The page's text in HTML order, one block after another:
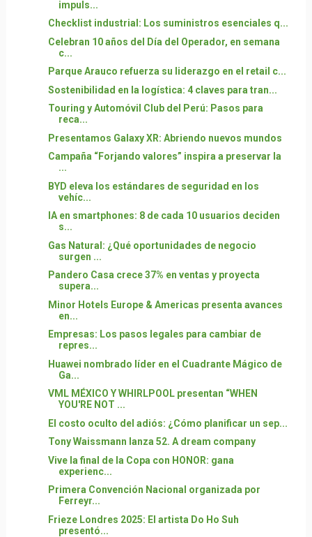
impuls...
Checklist industrial: Los suministros esenciales q...
Celebran 10 años del Día del Operador, en semana
c...
Parque Arauco refuerza su liderazgo en el retail c...
Sostenibilidad en la logística: 4 claves para tran...
Touring y Automóvil Club del Perú: Pasos para
reca...
Presentamos Galaxy XR: Abriendo nuevos mundos
Campaña “Forjando valores” inspira a preservar la
...
BYD eleva los estándares de seguridad en los
vehíc...
IA en smartphones: 8 de cada 10 usuarios deciden
s...
Gas Natural: ¿Qué oportunidades de negocio
surgen ...
Pandero Casa crece 37% en ventas y proyecta
supera...
Minor Hotels Europe & Americas presenta avances
en...
Empresas: Los pasos legales para cambiar de
repres...
Huawei nombrado líder en el Cuadrante Mágico de
Ga...
VML MÉXICO Y WHIRLPOOL presentan “WHEN
YOU'RE NOT ...
El costo oculto del adiós: ¿Cómo planificar un sep...
Tony Waissmann lanza 52. A dream company
Vive la final de la Copa con HONOR: gana
experienc...
Primera Convención Nacional organizada por
Ferreyr...
Frieze Londres 2025: El artista Do Ho Suh
presentó...